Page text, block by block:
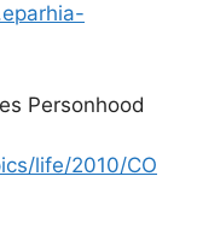
Personhood
life/2010/CO